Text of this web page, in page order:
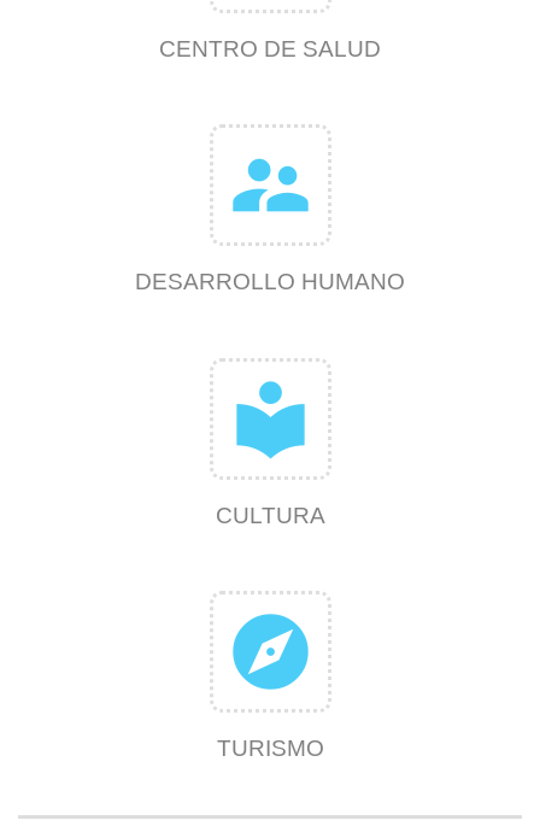
CENTRO DE SALUD
supervisor_account
DESARROLLO HUMANO
local_library
CULTURA
explore
TURISMO